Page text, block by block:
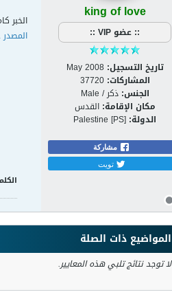
king of love
:: عضو VIP ::
تاريخ التسجيل: May 2008
المشاركات: 37720
الجنس: ذكر / Male
مكان الإقامة: القدس
الدولة: Palestine [PS]
مشاركة
تويت
الخبر
المصدر
المواضيع ذات الصلة
لا توجد نتائج تلبي هذه المعايير.